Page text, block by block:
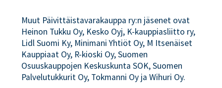
Muut Päivittäistavarakauppa ry:n jäsenet ovat
Heinon Tukku Oy, Kesko Oyj, K-kauppiasliitto ry,
Lidl Suomi Ky, Minimani Yhtiöt Oy, M Itsenäiset
Kauppiaat Oy, R-kioski Oy, Suomen
Osuuskauppojen Keskuskunta SOK, Suomen
Palvelutukkurit Oy, Tokmanni Oy ja Wihuri Oy.